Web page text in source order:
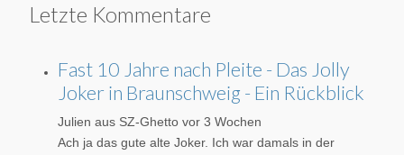
Letzte Kommentare
Fast 10 Jahre nach Pleite - Das Jolly
Joker in Braunschweig - Ein Rückblick
Julien aus SZ-Ghetto vor 3 Wochen
Ach ja das gute alte Joker. Ich war damals in der